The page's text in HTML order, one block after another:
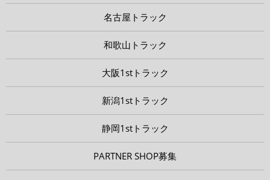
名古屋トラック
和歌山トラック
大阪1stトラック
新潟1stトラック
静岡1stトラック
PARTNER SHOP募集